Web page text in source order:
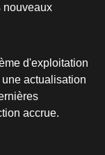
nouveaux
d'exploitation
actualisation
accrue.